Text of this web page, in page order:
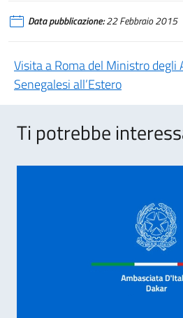
Data pubblicazione:22 Febbraio 2015
Visita a Roma del Ministro degli
Senegalesi all’Estero
Ti potrebbe